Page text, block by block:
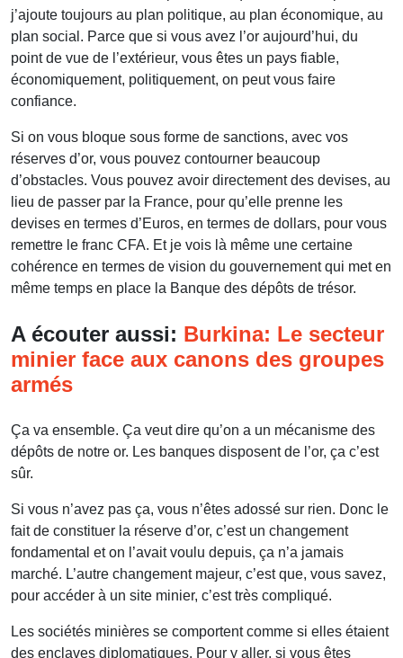
j’ajoute toujours au plan politique, au plan économique, au
plan social. Parce que si vous avez l’or aujourd’hui, du
point de vue de l’extérieur, vous êtes un pays fiable,
économiquement, politiquement, on peut vous faire
confiance.
Si on vous bloque sous forme de sanctions, avec vos
réserves d’or, vous pouvez contourner beaucoup
d’obstacles. Vous pouvez avoir directement des devises, au
lieu de passer par la France, pour qu’elle prenne les
devises en termes d’Euros, en termes de dollars, pour vous
remettre le franc CFA. Et je vois là même une certaine
cohérence en termes de vision du gouvernement qui met en
même temps en place la Banque des dépôts de trésor.
A écouter aussi: Burkina: Le secteur
minier face aux canons des groupes
armés
Ça va ensemble. Ça veut dire qu’on a un mécanisme des
dépôts de notre or. Les banques disposent de l’or, ça c’est
sûr.
Si vous n’avez pas ça, vous n’êtes adossé sur rien. Donc le
fait de constituer la réserve d’or, c’est un changement
fondamental et on l’avait voulu depuis, ça n’a jamais
marché. L’autre changement majeur, c’est que, vous savez,
pour accéder à un site minier, c’est très compliqué.
Les sociétés minières se comportent comme si elles étaient
des enclaves diplomatiques. Pour y aller, si vous êtes